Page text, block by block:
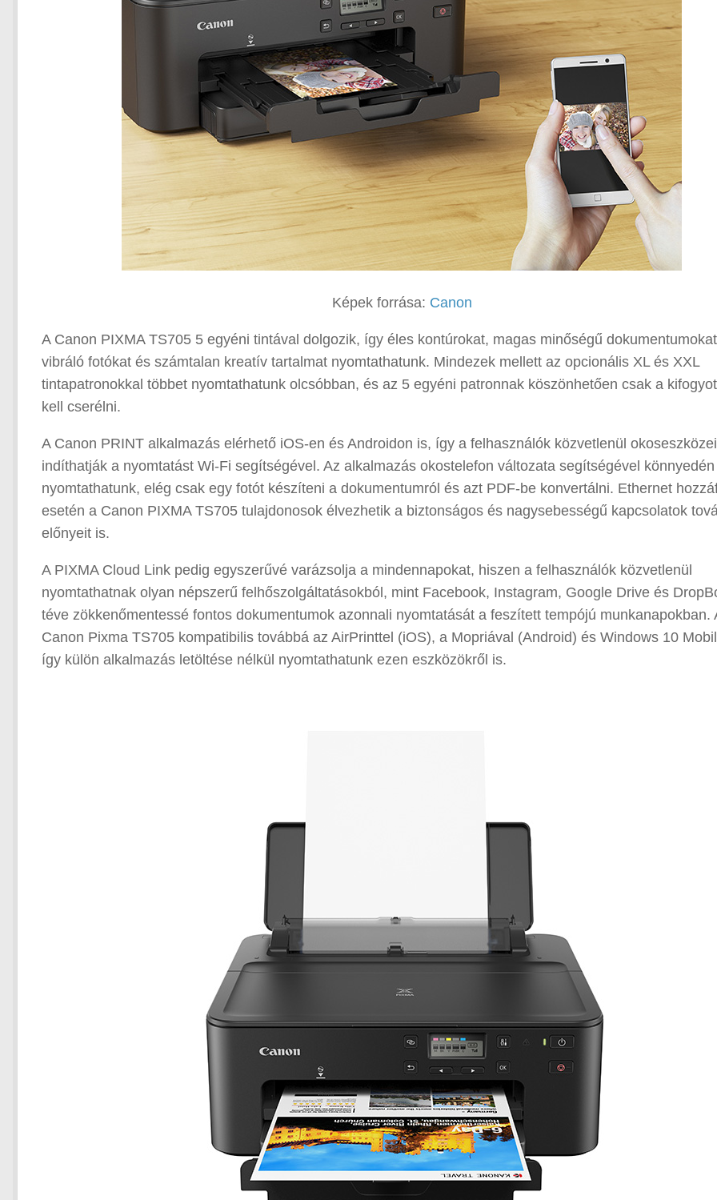
Képek forrása: Canon
A Canon PIXMA TS705 5 egyéni tintával dolgozik, így éles kontúrokat, magas minőségű
vibráló fotókat és számtalan kreatív tartalmat nyomtathatunk. Mindezek mellett az opcionális XL és XXL
tintapatronokkal többet nyomtathatunk olcsóbban, és az 5 egyéni patronnak köszönhetően csak a
kell cserélni.
A Canon PRINT alkalmazás elérhető iOS-en és Androidon is, így a felhasználók közvetlenül
indíthatják a nyomtatást Wi-Fi segítségével. Az alkalmazás okostelefon változata segítségével könnyedén
nyomtathatunk, elég csak egy fotót készíteni a dokumentumról és azt PDF-be konvertálni. Ethernet
esetén a Canon PIXMA TS705 tulajdonosok élvezhetik a biztonságos és nagysebességű kapcsolatok
előnyeit is.
A PIXMA Cloud Link pedig egyszerűvé varázsolja a mindennapokat, hiszen a felhasználók közvetlenül
nyomtathatnak olyan népszerű felhőszolgáltatásokból, mint Facebook, Instagram, Google Drive és
téve zökkenőmentessé fontos dokumentumok azonnali nyomtatását a feszített tempójú munkanapokban.
Canon Pixma TS705 kompatibilis továbbá az AirPrinttel (iOS), a Mopriával (Android) és Windows 10
így külön alkalmazás letöltése nélkül nyomtathatunk ezen eszközökről is.